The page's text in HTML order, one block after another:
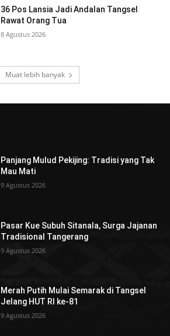
36 Pos Lansia Jadi Andalan Tangsel
Rawat Orang Tua
8 Agustus 2026
Muat lebih banyak
Panjang Mulud Pekijing: Tradisi yang Tak
Mau Mati
9 Agustus 2026
Pasar Kue Subuh Sitanala, Surga Jajanan
Tradisional Tangerang
9 Agustus 2026
Merah Putih Mulai Semarak di Tangsel
Jelang HUT RI ke-81
9 Agustus 2026